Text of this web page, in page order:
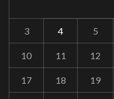
3 4 5
10 11 12
17 18 19